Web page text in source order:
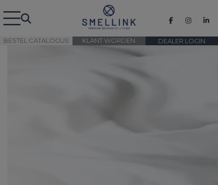
BESTEL CATALOGUS DEALER LOGIN
KLANT WORDEN